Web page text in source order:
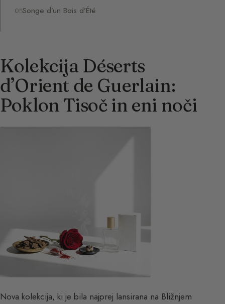
Songe d’un Bois d’Été
Kolekcija Déserts
d’Orient de Guerlain:
Poklon Tisoč in eni noči
Nova kolekcija, ki je bila najprej lansirana na Bližnjem